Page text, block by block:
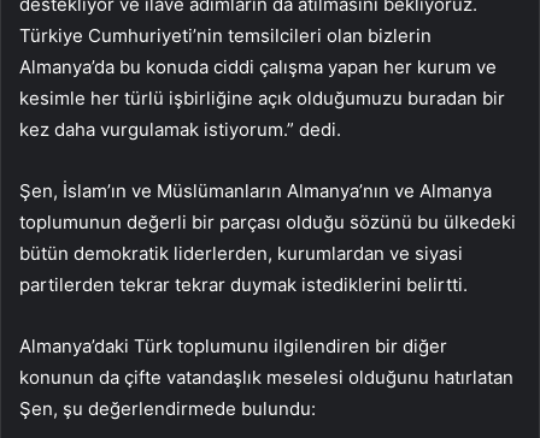
Türkiye Cumhuriyeti’nin temsilcileri olan bizlerin
Almanya’da bu konuda ciddi çalışma yapan her kurum ve
kesimle her türlü işbirliğine açık olduğumuzu buradan bir
kez daha vurgulamak istiyorum.” dedi.
Şen, İslam’ın ve Müslümanların Almanya’nın ve Almanya
toplumunun değerli bir parçası olduğu sözünü bu ülkedeki
bütün demokratik liderlerden, kurumlardan ve siyasi
partilerden tekrar tekrar duymak istediklerini belirtti.
Almanya’daki Türk toplumunu ilgilendiren bir diğer
konunun da çifte vatandaşlık meselesi olduğunu hatırlatan
Şen, şu değerlendirmede bulundu: